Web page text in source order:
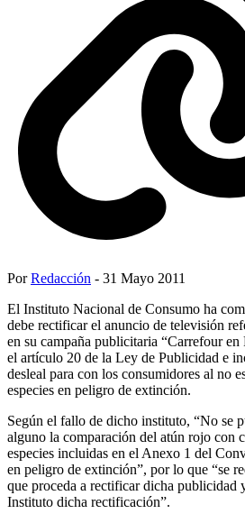
PorRedacción - 31 Mayo 2011
El Instituto Nacional de Consumo ha
debe rectificar el anuncio de televisión
en su campaña publicitaria “Carrefour
el artículo 20 de la Ley de Publicidad e
desleal para con los consumidores al no
especies en peligro de extinción.
Según el fallo de dicho instituto, “No se
alguno la comparación del atún rojo con
especies incluidas en el Anexo 1 del
en peligro de extinción”, por lo que “se
que proceda a rectificar dicha publicidad
Instituto dicha rectificación”.